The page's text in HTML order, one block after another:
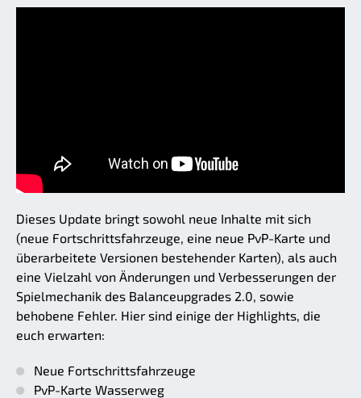
Dieses Update bringt sowohl neue Inhalte mit sich
(neue Fortschrittsfahrzeuge, eine neue PvP-Karte und
überarbeitete Versionen bestehender Karten), als auch
eine Vielzahl von Änderungen und Verbesserungen der
Spielmechanik des Balanceupgrades 2.0, sowie
behobene Fehler. Hier sind einige der Highlights, die
euch erwarten:
Neue Fortschrittsfahrzeuge
PvP-Karte Wasserweg